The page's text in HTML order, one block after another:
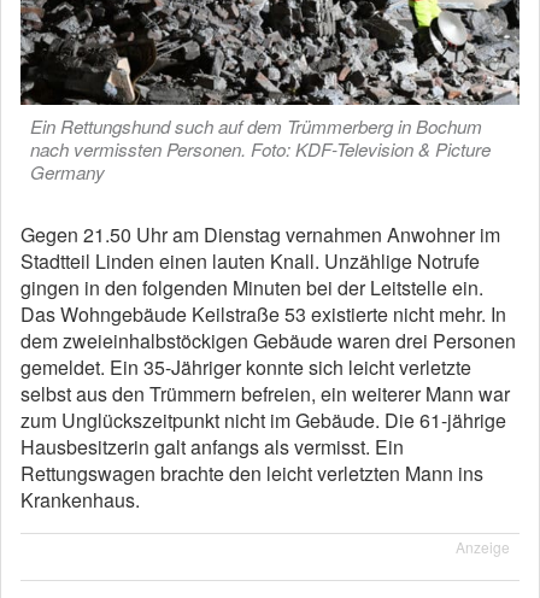
Ein Rettungshund such auf dem Trümmerberg in Bochum
nach vermissten Personen. Foto: KDF-Television & Picture
Germany
Gegen 21.50 Uhr am Dienstag vernahmen Anwohner im
Stadtteil Linden einen lauten Knall. Unzählige Notrufe
gingen in den folgenden Minuten bei der Leitstelle ein.
Das Wohngebäude Keilstraße 53 existierte nicht mehr. In
dem zweieinhalbstöckigen Gebäude waren drei Personen
gemeldet. Ein 35-Jähriger konnte sich leicht verletzte
selbst aus den Trümmern befreien, ein weiterer Mann war
zum Unglückszeitpunkt nicht im Gebäude. Die 61-jährige
Hausbesitzerin galt anfangs als vermisst. Ein
Rettungswagen brachte den leicht verletzten Mann ins
Krankenhaus.
Anzeige